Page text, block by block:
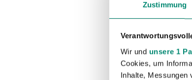
Zustimmung
Wir und unsere 1
Cookies, um
Inhalte, Messungen